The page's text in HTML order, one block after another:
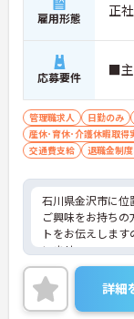
雇用形態 正
応募要件 ■主
管理職求人 日勤のみ
産休･育休･介護休暇取得
交通費支給
退職金制
石川県金沢市に位
ご興味をお持ち
トをお伝えしま
いませ。
詳細